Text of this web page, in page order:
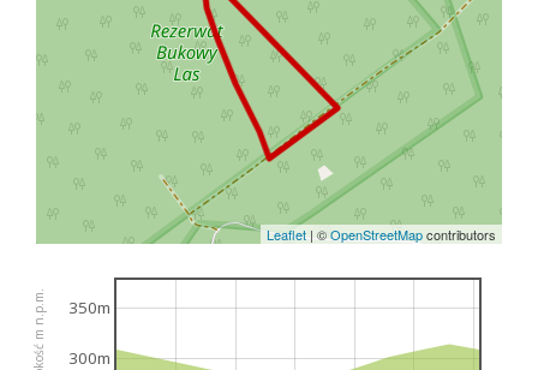
Leaflet|©OpenStreetMapcontributors
wysokość m n.p.m. 300m
350m